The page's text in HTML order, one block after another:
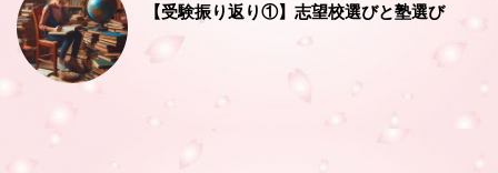
【受験振り返り①】志望校選びと塾選び